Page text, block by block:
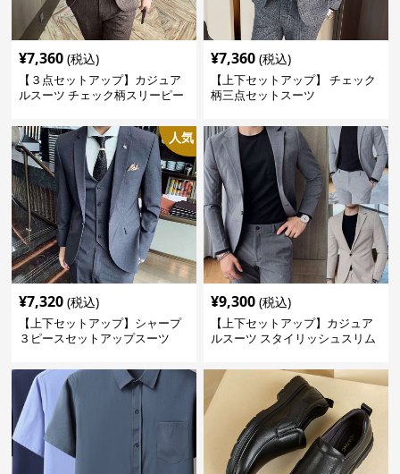
¥7,360 (税込)
【３点セットアップ】カジュア
ルスーツ チェック柄スリーピー
¥7,360 (税込)
【上下セットアップ】 チェック
柄三点セットスーツ
人気
¥7,320 (税込)
【上下セットアップ】シャープ
３ピースセットアップスーツ
¥9,300 (税込)
【上下セットアップ】カジュア
ルスーツ スタイリッシュスリム